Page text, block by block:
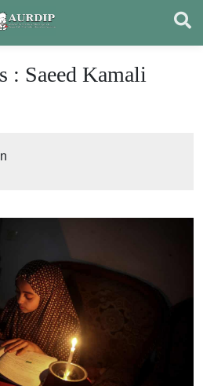
: Saeed Kamali